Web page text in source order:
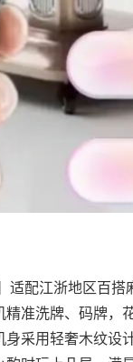
适配江浙地区百
准洗牌、码牌，
采用轻奢木纹设